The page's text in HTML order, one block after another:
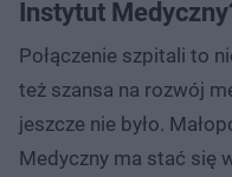
Instytut
Połączenie szpitali to
też szansa na rozwój
jeszcze nie było.
Medyczny ma stać się